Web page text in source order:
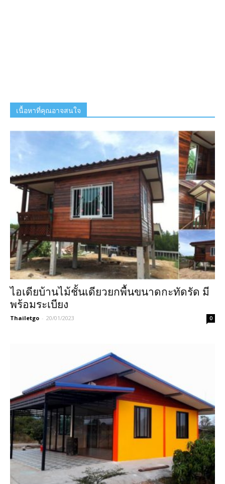
เนื้อหาที่คุณอาจสนใจ
ไอเดียบ้านไม้ชั้นเดียวยกพื้นขนาดกะทัดรัด มี
พร้อมระเบียง
Thailetgo - 20/01/2023 0